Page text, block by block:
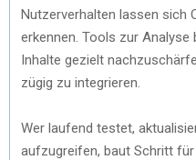
Nutzerverhalten lassen sich
erkennen. Tools zur Analyse
Inhalte gezielt
zügig zu integrieren.
Wer laufend testet,
aufzugreifen, baut Schritt